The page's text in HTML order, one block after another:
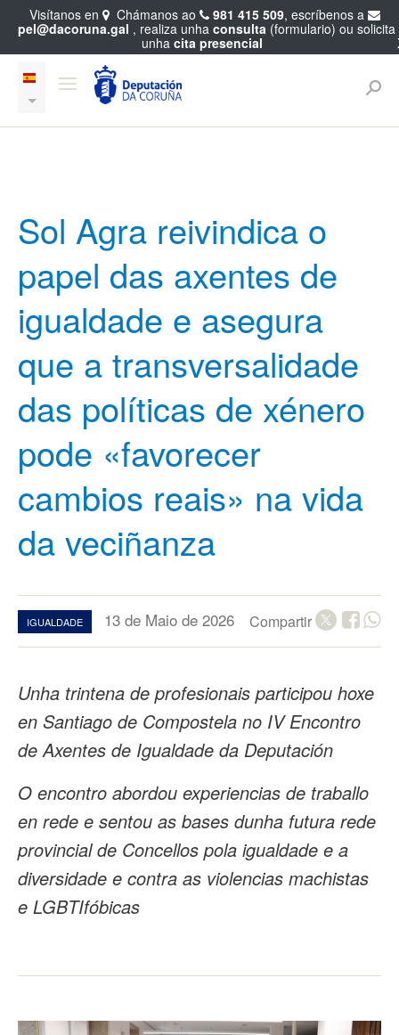
Sol Agra reivindica o
papel das axentes de
igualdade e asegura
que a transversalidade
das políticas de xénero
pode «favorecer
cambios reais» na vida
da veciñanza
IGUALDADE 13 de Maio de 2026 Compartir
Unha trintena de profesionais participou hoxe
en Santiago de Compostela no IV Encontro
de Axentes de Igualdade da Deputación
O encontro abordou experiencias de traballo
en rede e sentou as bases dunha futura rede
provincial de Concellos pola igualdade e a
diversidade e contra as violencias machistas
e LGBTIfóbicas
Visítanos en Chámanos ao 981 415 509, escríbenos a
pel@dacoruna.gal , realiza unha consulta(formulario) ou solicita
unha cita presencial